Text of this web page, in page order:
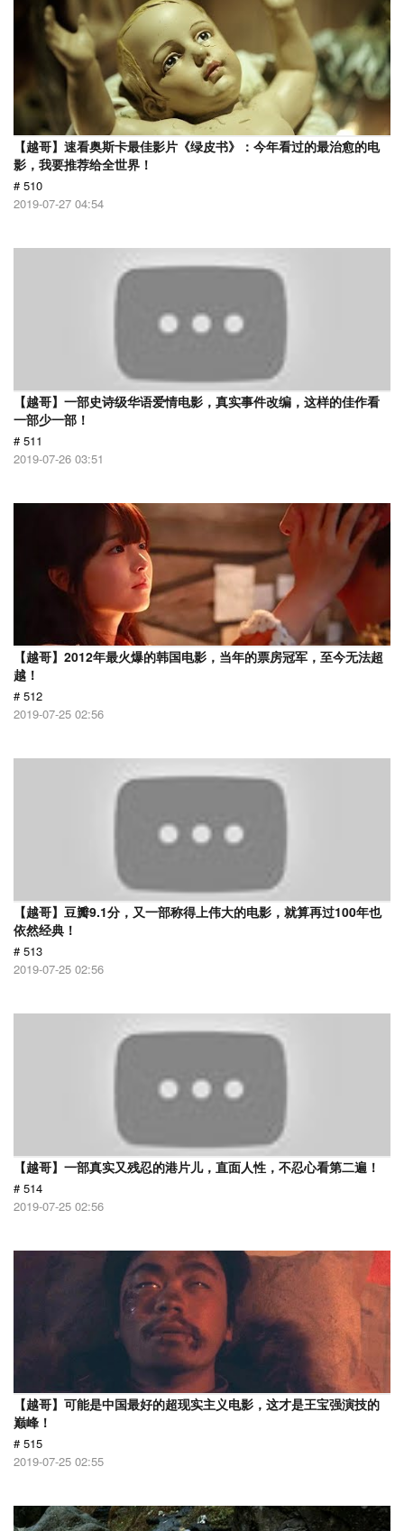
【越哥】速看奥斯卡最佳影片《绿皮书》：今年看过的最治愈的电
影，我要推荐给全世界！
# 510
2019-07-27 04:54
【越哥】一部史诗级华语爱情电影，真实事件改编，这样的佳作看
一部少一部！
# 511
2019-07-26 03:51
【越哥】2012年最火爆的韩国电影，当年的票房冠军，至今无法超
越！
# 512
2019-07-25 02:56
【越哥】豆瓣9.1分，又一部称得上伟大的电影，就算再过100年也
依然经典！
# 513
2019-07-25 02:56
【越哥】一部真实又残忍的港片儿，直面人性，不忍心看第二遍！
# 514
2019-07-25 02:56
【越哥】可能是中国最好的超现实主义电影，这才是王宝强演技的
巅峰！
# 515
2019-07-25 02:55